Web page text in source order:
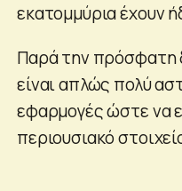
εκατομμύρια έχουν
Παρά την πρόσφατη
είναι απλώς πολύ
εφαρμογές ώστε να
περιουσιακό